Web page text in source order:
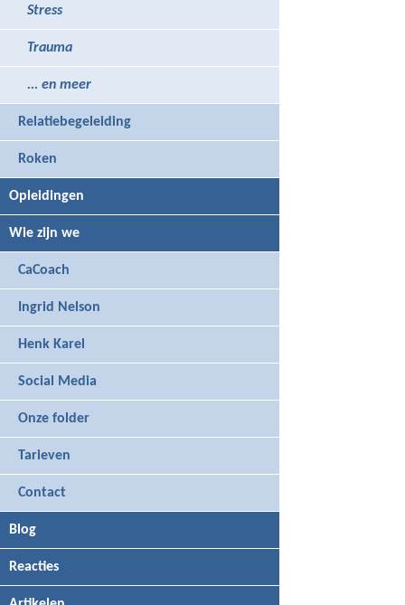
Stress
Trauma
... en meer
Relatiebegeleiding
Roken
Opleidingen
Wie zijn we
CaCoach
Ingrid Nelson
Henk Karel
Social Media
Onze folder
Tarieven
Contact
Blog
Reacties